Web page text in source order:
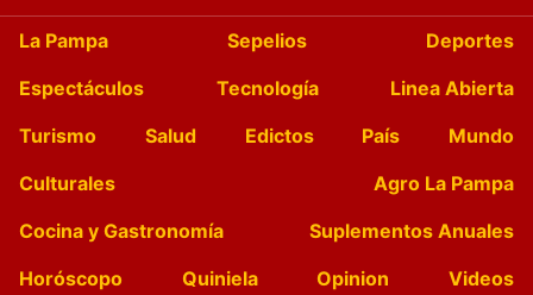
La Pampa Sepelios
Deportes
Espectáculos
Tecnología
Linea Abierta
Turismo
Salud Edictos País
Mundo
Culturales
Agro La Pampa
Cocina y Gastronomía
Suplementos Anuales
Horóscopo
Quiniela Opinion
Videos